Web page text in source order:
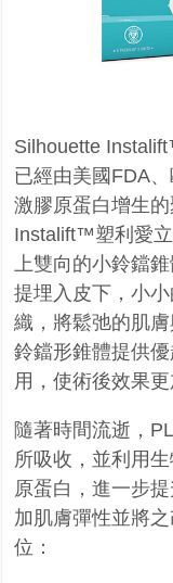
Silhouette
已經由美國 FDA
激膠原蛋白增生
Instalift™塑利愛
上雙向的小鈴鐺錐
提埋入皮下，小
織，將鬆弛的肌
鈴鐺形錐體提供
用，使術後效果更
隨著時間流逝，
所吸收，並利用
原蛋白，進一步
加肌膚彈性並將
位：